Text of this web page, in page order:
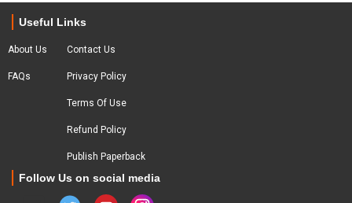
Useful Links
About Us
FAQs
Contact Us
Privacy Policy
Terms Of Use
Refund Policy
Publish Paperback
Follow Us on social media